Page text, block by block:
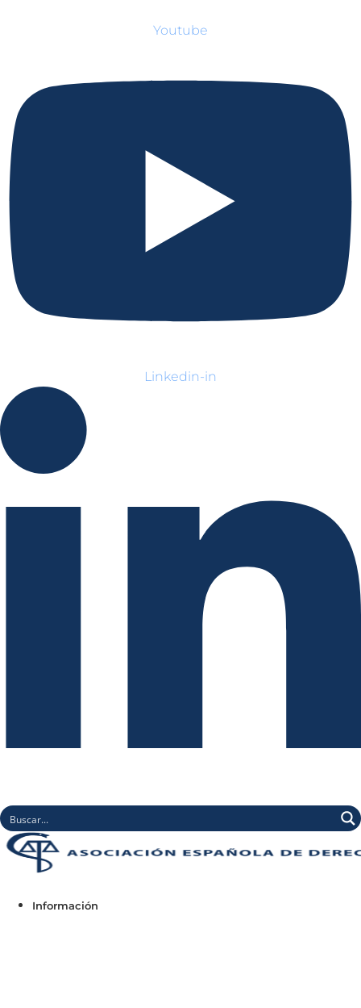
Youtube
Linkedin-in
Información